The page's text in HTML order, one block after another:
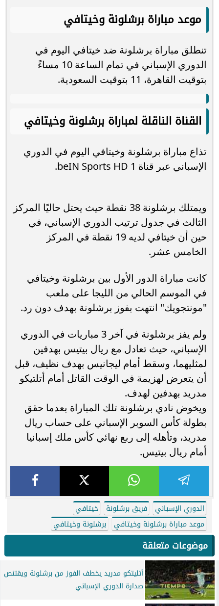
موعد مباراة برشلونة وخيتافي
تنطلق مباراة برشلونة ضد خيتافي اليوم في
الدوري الإسباني في تمام الساعة 10 مساءً
بتوقيت القاهرة، 11 بتوقيت السعودية.
القناة الناقلة لمباراة برشلونة وخيتافي
تذاع مباراة برشلونة وخيتافي اليوم في الدوري
الإسباني عبر قناة beIN Sports HD 1.
ويمتلك برشلونة 38 نقطة حيث يحتل حاليًا المركز
الثالث في جدول ترتيب الدوري الإسباني، في
حين أن خيتافي لديه 19 نقطة في المركز
الخامس عشر.
كانت مباراة الدور الأول بين برشلونة وخيتافي
في الموسم الحالي من الليجا على ملعب
"مونتجويك" انتهت بفوز برشلونة بهدف دون رد.
ولم يفز برشلونة في آخر 3 مباريات في الدوري
الإسباني، حيث تعادل مع ريال بيتيس بهدفين
لمثليهما، وسقط أمام ليجانيس بهدف نظيف، قبل
أن يتعرض لهزيمة في الوقت القاتل أمام أتلتيكو
مدريد بهدفين لهدف.
ويخوض نادي برشلونة تلك المباراة بعدما حقق
بطولة كأس السوبر الإسباني على حساب ريال
مدريد، وتأهله إلى ربع نهائي كأس ملك إسبانيا
أمام ريال بيتيس.
الدوري الإسباني فريق برشلونة
خيتافي
موعد مباراة برشلونة وخيتافي
برشلونة وخيتافي
موضوعات متعلقة
أتليتكو مدريد يخطف الفوز من برشلونة ويقتنص
صدارة الدوري الإسباني